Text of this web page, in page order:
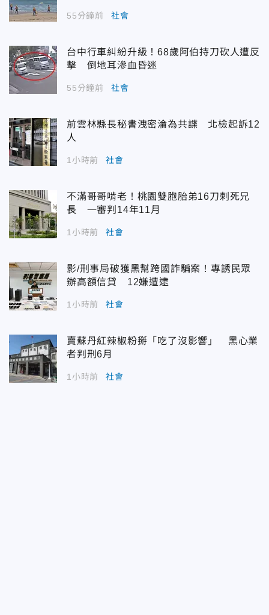
55分鐘前 社會
台中行車糾紛升級！68歲阿伯持刀砍人遭反
擊 倒地耳滲血昏迷
55分鐘前 社會
前雲林縣長秘書洩密淪為共諜 北檢起訴12
人
1小時前 社會
不滿哥哥啃老！桃園雙胞胎弟16刀刺死兄
長 一審判14年11月
1小時前 社會
影/刑事局破獲黑幫跨國詐騙案！專誘民眾
辦高額信貸 12嫌遭逮
1小時前 社會
賣蘇丹紅辣椒粉掰「吃了沒影響」 黑心業
者判刑6月
1小時前 社會